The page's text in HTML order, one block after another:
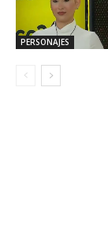
PERSONAJES